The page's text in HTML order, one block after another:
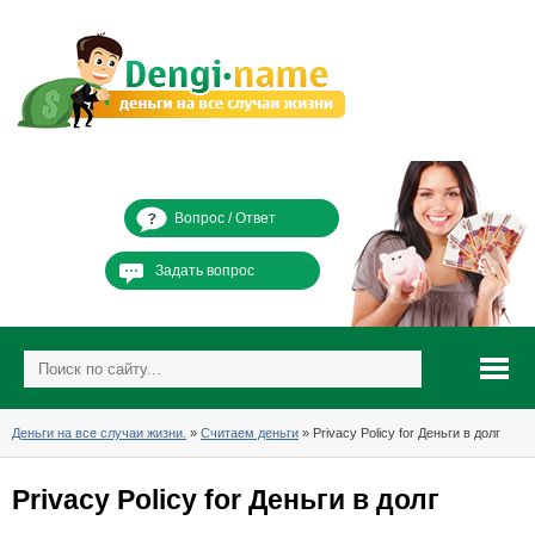
Вопрос / Ответ
Задать вопрос
Деньги на все случаи жизни. » Считаем деньги » Privacy Policy for Деньги в долг
Privacy Policy for Деньги в долг